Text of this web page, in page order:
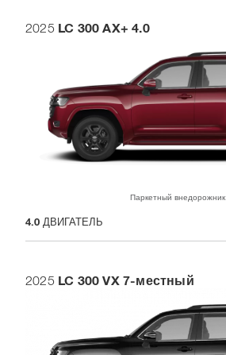
2025 LC 300 AX+ 4.0
Паркетный внедорожник
4.0 ДВИГАТЕЛЬ
2025 LC 300 VX 7-местный